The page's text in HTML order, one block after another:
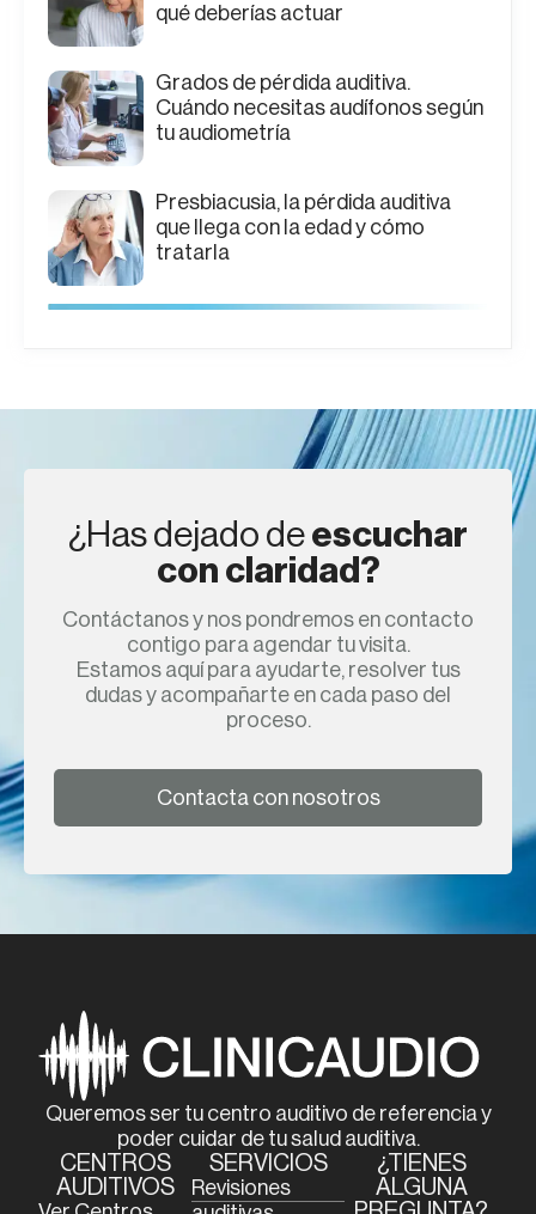
qué deberías actuar
Grados de pérdida auditiva.
Cuándo necesitas audífonos según
tu audiometría
Presbiacusia, la pérdida auditiva
que llega con la edad y cómo
tratarla
¿Has dejado de escuchar
con claridad?
Contáctanos y nos pondremos en contacto
contigo para agendar tu visita.
Estamos aquí para ayudarte, resolver tus
dudas y acompañarte en cada paso del
proceso.
Contacta con nosotros
Queremos ser tu centro auditivo de referencia y
poder cuidar de tu salud auditiva.
CENTROS
AUDITIVOS
SERVICIOS
Revisiones
¿TIENES
ALGUNA